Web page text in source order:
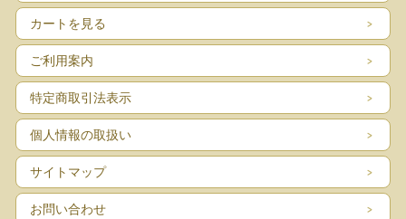
カートを見る
ご利用案内
特定商取引法表示
個人情報の取扱い
サイトマップ
お問い合わせ